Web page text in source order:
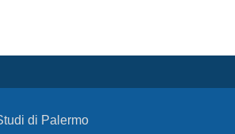
di Palermo